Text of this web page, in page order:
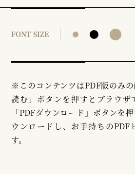
FONT SIZE
※このコンテンツはPDF版のみ
読む」ボタンを押すとブラウザ
「PDFダウンロード」ボタンを
ウンロードし、お手持ちのPDF
す。